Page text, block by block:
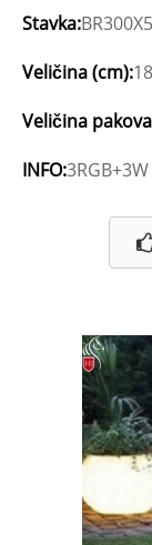
Stavka:
Veličina (cm):
Veličina
INFO: